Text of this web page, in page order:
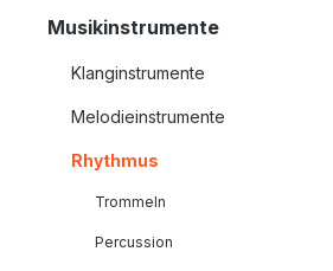
Musikinstrumente
Klanginstrumente
Melodieinstrumente
Rhythmus
Trommeln
Percussion